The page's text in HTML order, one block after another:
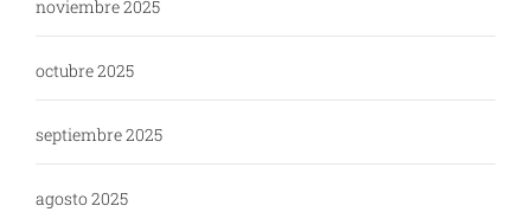
noviembre 2025
octubre 2025
septiembre 2025
agosto 2025